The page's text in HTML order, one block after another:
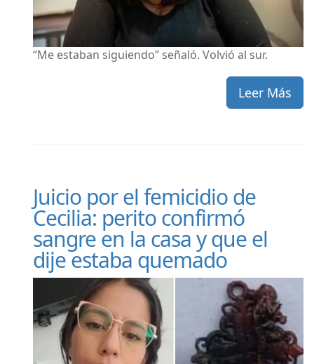
“Me estaban siguiendo” señaló. Volvió al sur.
Leer Más
Juicio por el femicidio de
Cecilia: perito confirmó
sangre en la casa y que el
dije estaba quemado